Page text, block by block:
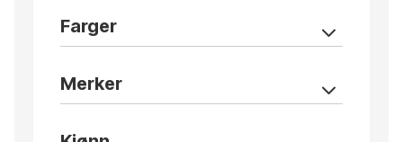
Farger
Merker